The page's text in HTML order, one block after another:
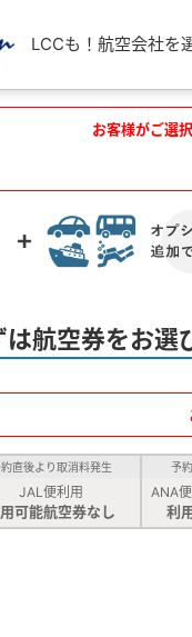
LCCも！航空会社を
お客様がご選
は航空券をお選
直後より取消料発生
JAL便利用
可能航空券なし
予
ANA
利